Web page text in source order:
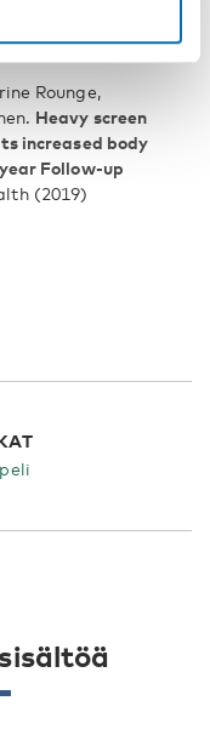
Rounge,
Heavy screen
increased body
Follow-up
(2019)